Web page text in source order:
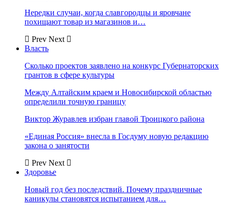
Нередки случаи, когда славгородцы и яровчане
похищают товар из магазинов и…
Prev Next
Власть
Сколько проектов заявлено на конкурс Губернаторских
грантов в сфере культуры
Между Алтайским краем и Новосибирской областью
определили точную границу
Виктор Журавлев избран главой Троицкого района
«Единая Россия» внесла в Госдуму новую редакцию
закона о занятости
Prev Next
Здоровье
Новый год без последствий. Почему праздничные
каникулы становятся испытанием для…